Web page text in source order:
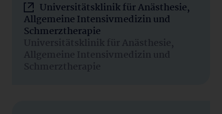
Universitätsklinik für Anästhesie,
Allgemeine Intensivmedizin und
Schmerztherapie
Universitätsklinik für Anästhesie,
Allgemeine Intensivmedizin und
Schmerztherapie